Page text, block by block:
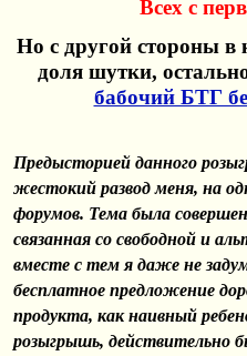
Всех с
Но с другой стороны в
доля шутки,
бабочий БТГ
Предысторией данного
жестокий развод меня, на
форумов. Тема была
связанная со свободной и
вместе с тем я даже не
бесплатное предложение
продукта, как наивный
розыгрышь, действительно